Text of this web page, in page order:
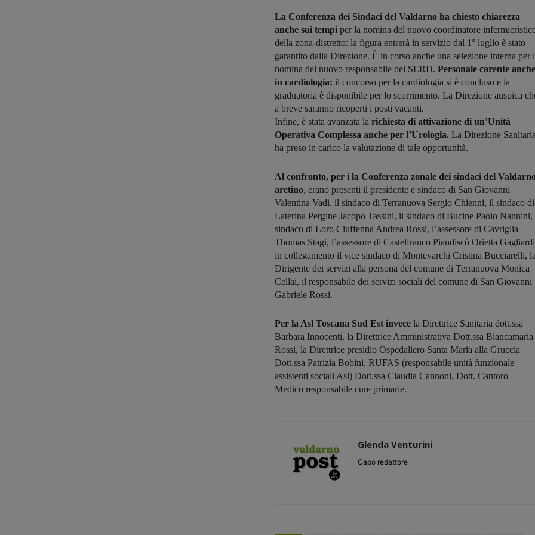
La Conferenza dei Sindaci del Valdarno ha chiesto chiarezza
anche sui tempi per la nomina del nuovo coordinatore
della zona-distretto: la figura entrerà in servizio dal 1° luglio è stato
garantito dalla Direzione. È in corso anche una selezione interna per
nomina del nuovo responsabile del SERD. Personale carente anche
in cardiologia: il concorso per la cardiologia si è concluso e la
graduatoria è disponibile per lo scorrimento. La Direzione auspica
a breve saranno ricoperti i posti vacanti.
Infine, è stata avanzata la richiesta di attivazione di un’Unità
Operativa Complessa anche per l’Urologia. La Direzione Sanitaria
ha preso in carico la valutazione di tale opportunità.
Al confronto, per i la Conferenza zonale dei sindaci del
aretino, erano presenti il presidente e sindaco di San Giovanni
Valentina Vadi, il sindaco di Terranuova Sergio Chienni, il sindaco di
Laterina Pergine Jacopo Tassini, il sindaco di Bucine Paolo Nannini,
sindaco di Loro Ciuffenna Andrea Rossi, l’assessore di Cavriglia
Thomas Stagi, l’assessore di Castelfranco Piandiscò Orietta
in collegamento il vice sindaco di Montevarchi Cristina Bucciarelli, la
Dirigente dei servizi alla persona del comune di Terranuova Monica
Cellai, il responsabile dei servizi sociali del comune di San Giovanni
Gabriele Rossi.
Per la Asl Toscana Sud Est invece la Direttrice Sanitaria dott.ssa
Barbara Innocenti, la Direttrice Amministrativa Dott.ssa Biancamaria
Rossi, la Direttrice presidio Ospedaliero Santa Maria alla Gruccia
Dott.ssa Patrizia Bobini, RUFAS (responsabile unità funzionale
assistenti sociali Asl) Dott.ssa Claudia Cannoni, Dott. Cantoro –
Medico responsabile cure primarie.
Glenda Venturini
Capo redattore